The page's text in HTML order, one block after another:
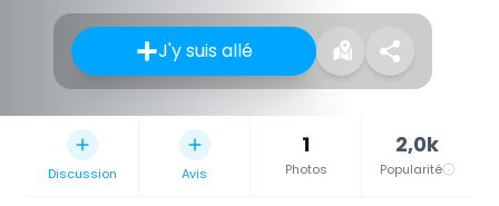
J'y suis allé
Discussion Avis
1
Photos
2,0k
Popularité